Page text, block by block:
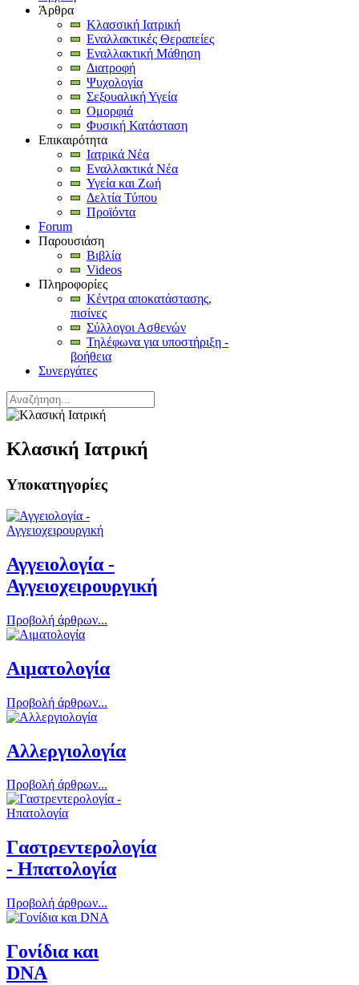
Άρθρα
Κλασσική Ιατρική
Εναλλακτικές Θεραπείες
Εναλλακτική Μάθηση
Διατροφή
Ψυχολογία
Σεξουαλική Υγεία
Ομορφιά
Φυσική Κατάσταση
Επικαιρότητα
Ιατρικά Νέα
Εναλλακτικά Νέα
Υγεία και Ζωή
Δελτία Τύπου
Προϊόντα
Forum
Παρουσιάση
Βιβλία
Videos
Πληροφορίες
Κέντρα αποκατάστασης,
πισίνες
Σύλλογοι Ασθενών
Τηλέφωνα για υποστήριξη -
βοήθεια
Συνεργάτες
Κλασική Ιατρική
Υποκατηγορίες
Αγγειολογία -
Αγγειοχειρουργική
Προβολή άρθρων...
Αιματολογία
Προβολή άρθρων...
Αλλεργιολογία
Προβολή άρθρων...
Γαστρεντερολογία
- Ηπατολογία
Προβολή άρθρων...
Γονίδια και
DNA